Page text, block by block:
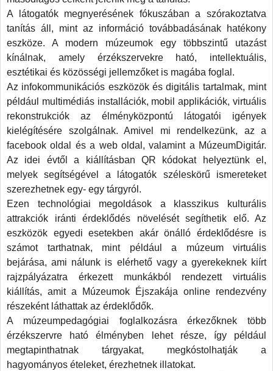
A látogatók megnyerésének fókuszában a szórakoztatva
tanítás áll, mint az információ továbbadásának hatékony
eszköze. A modern múzeumok egy többszintű utazást
kínálnak, amely érzékszervekre ható, intellektuális,
esztétikai és közösségi jellemzőket is magába foglal.
Az infokommunikációs eszközök és digitális tartalmak, mint
például multimédiás installációk, mobil applikációk, virtuális
rekonstrukciók az élményközpontú látogatói igények
kielégítésére szolgálnak. Amivel mi rendelkezünk, az a
facebook oldal és a web oldal, valamint a MúzeumDigitár.
Az idei évtől a kiállításban QR kódokat helyeztünk el,
melyek segítségével a látogatók széleskörű ismereteket
szerezhetnek egy- egy tárgyról.
Ezen technológiai megoldások a klasszikus kulturális
attrakciók iránti érdeklődés növelését segíthetik elő. Az
eszközök egyedi esetekben akár önálló érdeklődésre is
számot tarthatnak, mint például a múzeum virtuális
bejárása, ami nálunk is elérhető vagy a gyerekeknek kiírt
rajzpályázatra érkezett munkákból rendezett virtuális
kiállítás, amit a Múzeumok Éjszakája online rendezvény
részeként láthattak az érdeklődők.
A múzeumpedagógiai foglalkozásra érkezőknek több
érzékszervre ható élményben lehet része, így például
megtapinthatnak tárgyakat, megkóstolhatják a
hagyományos ételeket, érezhetnek illatokat.